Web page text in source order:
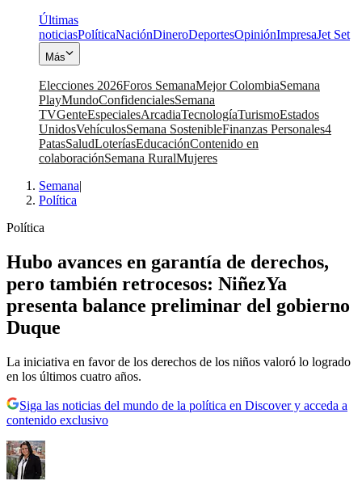
Últimas
noticiasPolíticaNaciónDineroDeportesOpiniónImpresaJet Set
Más
Elecciones 2026Foros SemanaMejor ColombiaSemana
PlayMundoConfidencialesSemana
TVGenteEspecialesArcadiaTecnologíaTurismoEstados
UnidosVehículosSemana SostenibleFinanzas Personales4
PatasSaludLoteríasEducaciónContenido en
colaboraciónSemana RuralMujeres
Semana|
Política
Política
Hubo avances en garantía de derechos,
pero también retrocesos: NiñezYa
presenta balance preliminar del gobierno
Duque
La iniciativa en favor de los derechos de los niños valoró lo logrado
en los últimos cuatro años.
Siga las noticias del mundo de la política en Discover y acceda a
contenido exclusivo